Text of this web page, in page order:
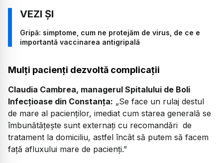
Gripă: simptome, cum ne protejăm de virus, de ce e
importantă vaccinarea antigripală
Mulți pacienți dezvoltă complicații
Claudia Cambrea, managerul Spitalului de Boli
Infecțioase din Constanța: „Se face un rulaj destul
de mare al pacienților, imediat cum starea generală se
îmbunătățește sunt externați cu recomandări de
tratament la domiciliu, astfel încât să putem să facem
față afluxului mare de pacienți.”